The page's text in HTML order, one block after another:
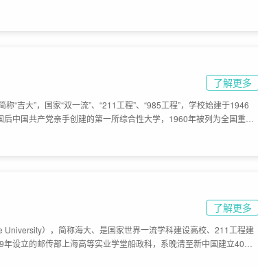
了解更多
“吉大”，国家“双一流”、“211工程”、“985工程”，学校始建于1946
中国共产党亲手创建的第一所综合性大学，1960年被列为全国重点
了解更多
），简称海大、是国家世界一流学科建设高校、211工程建
设立的邮传部上海高等实业学堂船政科，系晚清至新中国建立40余